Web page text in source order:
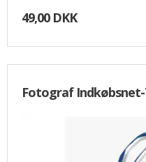
49,00 DKK
Fotograf